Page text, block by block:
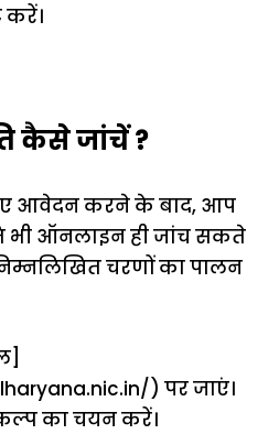
कैसे जांचें ?
आवेदन करने के बाद, आप
भी ऑनलाइन ही जांच सकते
चरणों का पालन
) पर जाएं।
का चयन करें।